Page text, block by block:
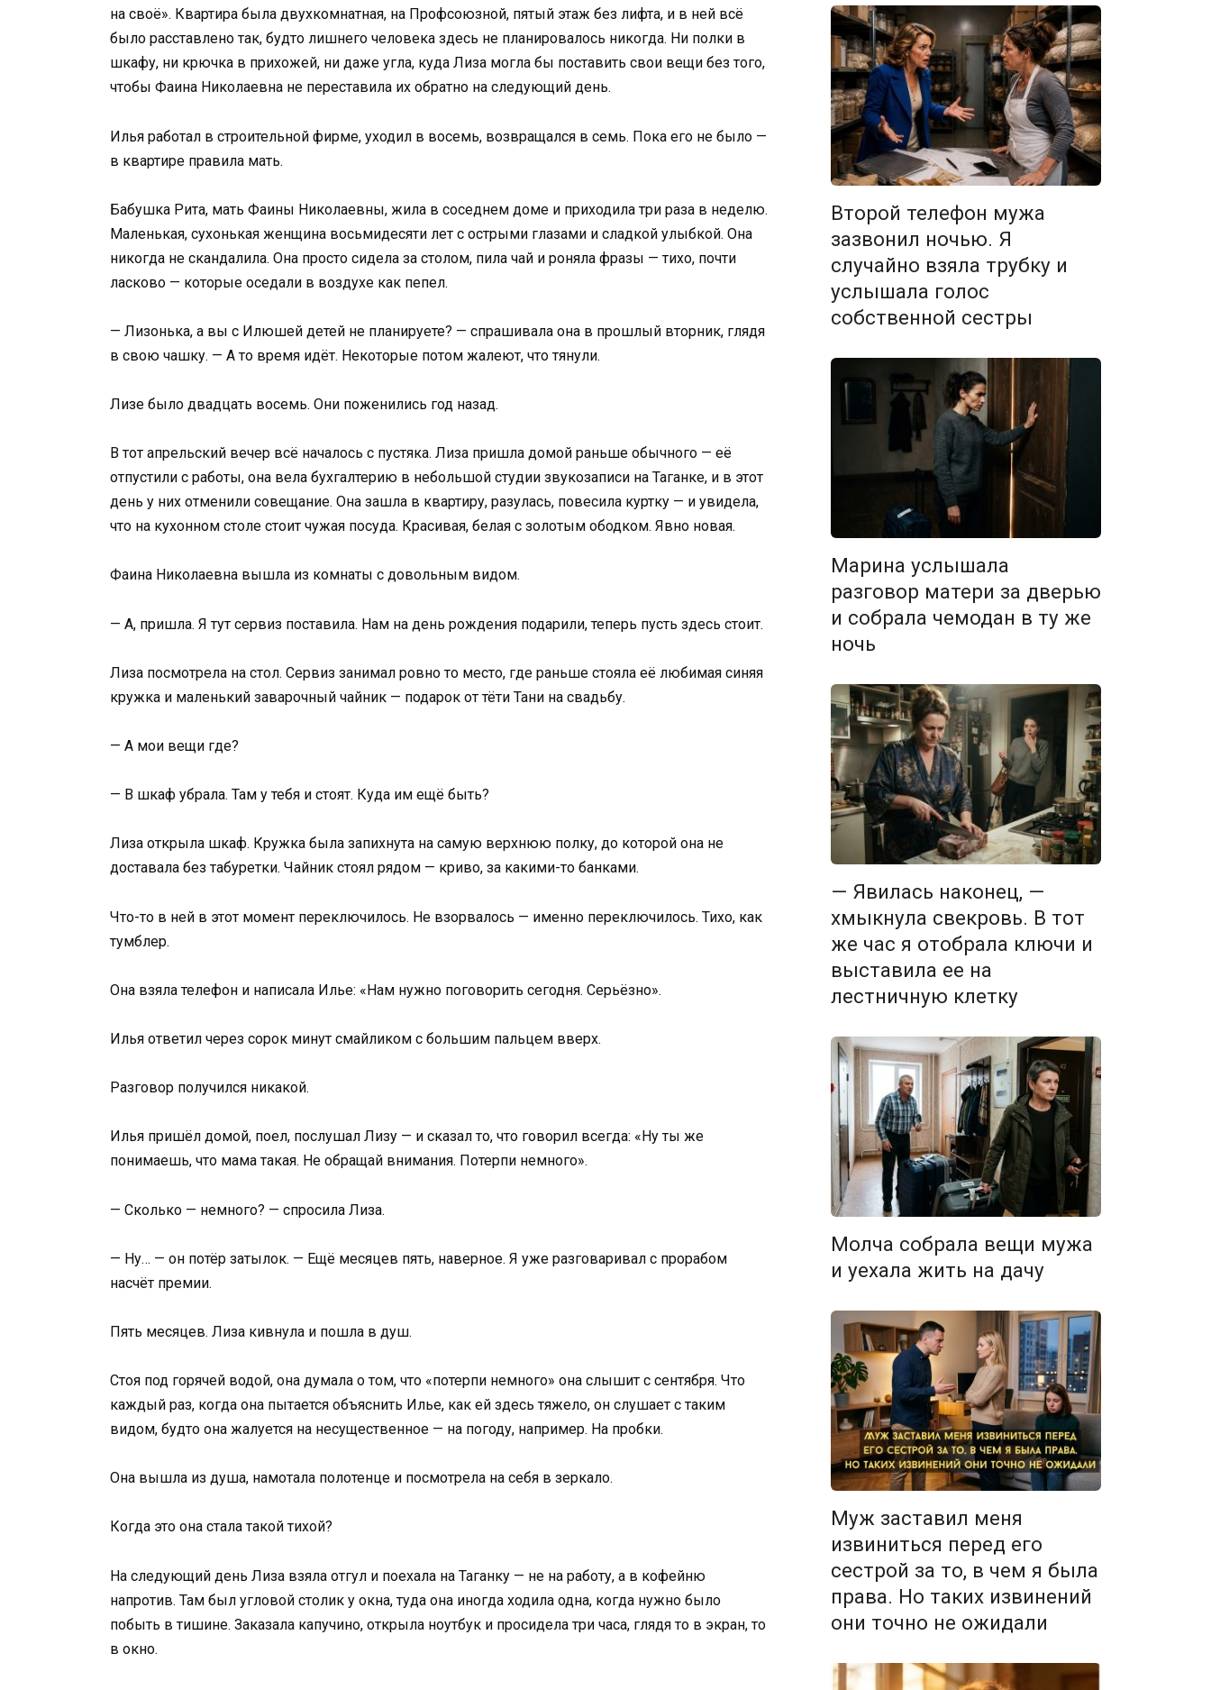
на своё». Квартира была двухкомнатная, на Профсоюзной, пятый этаж без лифта, и в ней всё
было расставлено так, будто лишнего человека здесь не планировалось никогда. Ни полки в
шкафу, ни крючка в прихожей, ни даже угла, куда Лиза могла бы поставить свои вещи без того,
чтобы Фаина Николаевна не переставила их обратно на следующий день.
Илья работал в строительной фирме, уходил в восемь, возвращался в семь. Пока его не было —
в квартире правила мать.
Бабушка Рита, мать Фаины Николаевны, жила в соседнем доме и приходила три раза в неделю.
Маленькая, сухонькая женщина восьмидесяти лет с острыми глазами и сладкой улыбкой. Она
никогда не скандалила. Она просто сидела за столом, пила чай и роняла фразы — тихо, почти
ласково — которые оседали в воздухе как пепел.
— Лизонька, а вы с Илюшей детей не планируете? — спрашивала она в прошлый вторник, глядя
в свою чашку. — А то время идёт. Некоторые потом жалеют, что тянули.
Лизе было двадцать восемь. Они поженились год назад.
В тот апрельский вечер всё началось с пустяка. Лиза пришла домой раньше обычного — её
отпустили с работы, она вела бухгалтерию в небольшой студии звукозаписи на Таганке, и в этот
день у них отменили совещание. Она зашла в квартиру, разулась, повесила куртку — и увидела,
что на кухонном столе стоит чужая посуда. Красивая, белая с золотым ободком. Явно новая.
Фаина Николаевна вышла из комнаты с довольным видом.
— А, пришла. Я тут сервиз поставила. Нам на день рождения подарили, теперь пусть здесь стоит.
Лиза посмотрела на стол. Сервиз занимал ровно то место, где раньше стояла её любимая синяя
кружка и маленький заварочный чайник — подарок от тёти Тани на свадьбу.
— А мои вещи где?
— В шкаф убрала. Там у тебя и стоят. Куда им ещё быть?
Лиза открыла шкаф. Кружка была запихнута на самую верхнюю полку, до которой она не
доставала без табуретки. Чайник стоял рядом — криво, за какими-то банками.
Что-то в ней в этот момент переключилось. Не взорвалось — именно переключилось. Тихо, как
тумблер.
Она взяла телефон и написала Илье: «Нам нужно поговорить сегодня. Серьёзно».
Илья ответил через сорок минут смайликом с большим пальцем вверх.
Разговор получился никакой.
Илья пришёл домой, поел, послушал Лизу — и сказал то, что говорил всегда: «Ну ты же
понимаешь, что мама такая. Не обращай внимания. Потерпи немного».
— Сколько — немного? — спросила Лиза.
— Ну… — он потёр затылок. — Ещё месяцев пять, наверное. Я уже разговаривал с прорабом
насчёт премии.
Пять месяцев. Лиза кивнула и пошла в душ.
Стоя под горячей водой, она думала о том, что «потерпи немного» она слышит с сентября. Что
каждый раз, когда она пытается объяснить Илье, как ей здесь тяжело, он слушает с таким
видом, будто она жалуется на несущественное — на погоду, например. На пробки.
Она вышла из душа, намотала полотенце и посмотрела на себя в зеркало.
Когда это она стала такой тихой?
На следующий день Лиза взяла отгул и поехала на Таганку — не на работу, а в кофейню
напротив. Там был угловой столик у окна, туда она иногда ходила одна, когда нужно было
побыть в тишине. Заказала капучино, открыла ноутбук и просидела три часа, глядя то в экран, то
в окно.
Второй телефон мужа
зазвонил ночью. Я
случайно взяла трубку и
услышала голос
собственной сестры
Марина услышала
разговор матери за дверью
и собрала чемодан в ту же
ночь
— Явилась наконец, —
хмыкнула свекровь. В тот
же час я отобрала ключи и
выставила ее на
лестничную клетку
Молча собрала вещи мужа
и уехала жить на дачу
Муж заставил меня
извиниться перед его
сестрой за то, в чем я была
права. Но таких извинений
они точно не ожидали